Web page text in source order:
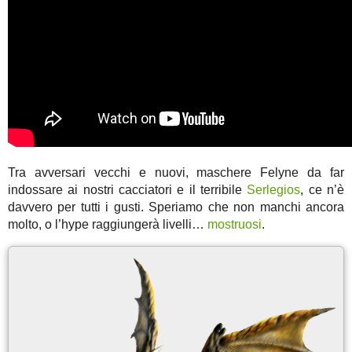
Tra avversari vecchi e nuovi, maschere Felyne da far
indossare ai nostri cacciatori e il terribile Serlegios, ce n’è
davvero per tutti i gusti. Speriamo che non manchi ancora
molto, o l’hype raggiungerà livelli… mostruosi.